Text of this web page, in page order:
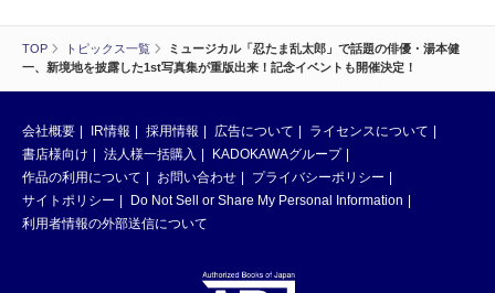
TOP トピックス一覧
ミュージカル「忍たま乱太郎」で話題の俳優・湯本健
一、新境地を披露した1st写真集が重版出来！記念イベントも開催決定！
会社概要 IR情報 採用情報 広告について
ライセンスについて
書店様向け
法人様一括購入
KADOKAWAグループ
作品の利用について
お問い合わせ
プライバシーポリシー
サイトポリシー
Do Not Sell or Share My Personal Information
利用者情報の外部送信について